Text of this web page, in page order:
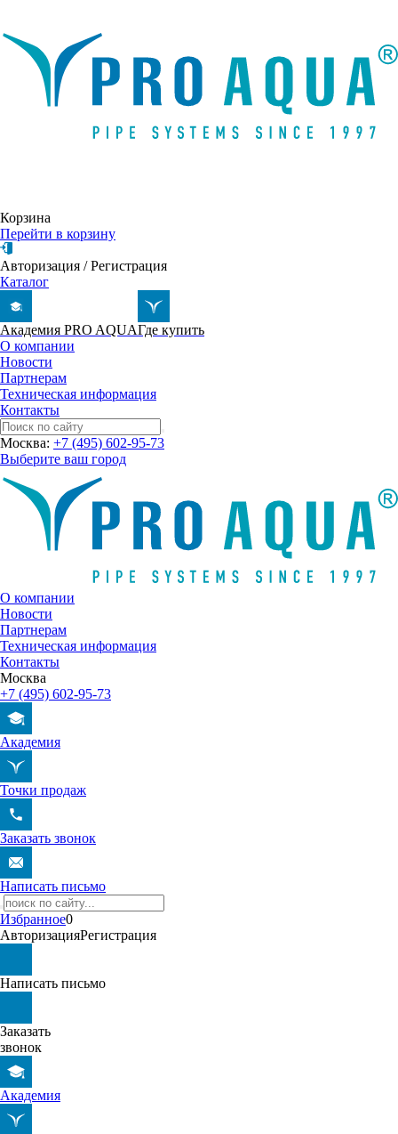
Корзина
Перейти в корзину
Авторизация /Регистрация
Каталог
Академия PRO AQUAГде купить
О компании
Новости
Партнерам
Техническая информация
Контакты
Москва: +7 (495) 602-95-73
Выберите ваш город
О компании
Новости
Партнерам
Техническая информация
Контакты
Москва
+7 (495) 602-95-73
Академия
Точки продаж
Заказать звонок
Написать письмо
Избранное0
АвторизацияРегистрация
Написать письмо
Заказать
звонок
Академия